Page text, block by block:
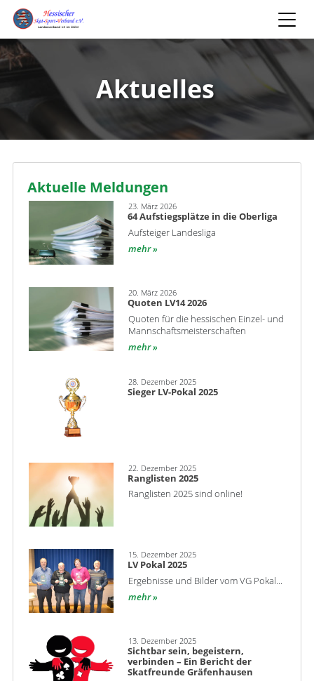
Aktuelles
Aktuelle Meldungen
23. März 2026
64 Aufstiegsplätze in die Oberliga
Aufsteiger Landesliga
mehr
20. März 2026
Quoten LV14 2026
Quoten für die hessischen Einzel- und
Mannschaftsmeisterschaften
mehr
28. Dezember 2025
Sieger LV-Pokal 2025
22. Dezember 2025
Ranglisten 2025
Ranglisten 2025 sind online!
15. Dezember 2025
LV Pokal 2025
Ergebnisse und Bilder vom VG Pokal...
mehr
13. Dezember 2025
Sichtbar sein, begeistern,
verbinden – Ein Bericht der
Skatfreunde Gräfenhausen